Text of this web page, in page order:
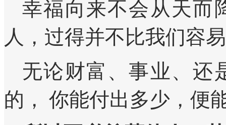
幸福向来不会从天而
人，过得并不比我们容
无论财富、事业、还
的， 你能付出多少，便